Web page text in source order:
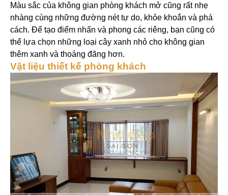
Màu sắc của không gian phòng khách mở cũng rất nhẹ
nhàng cùng những đường nét tự do, khỏe khoắn và phá
cách. Để tạo điểm nhấn và phong các riêng, bạn cũng có
thể lựa chọn những loại cây xanh nhỏ cho không gian
thêm xanh và thoáng đãng hơn.
Vật liệu thiết kế phòng khách